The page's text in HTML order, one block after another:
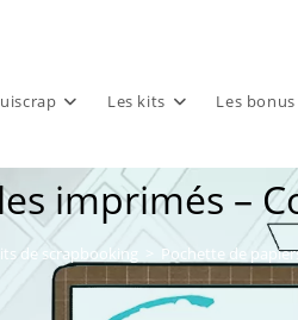
Les kits Les bonus
imprimés –
de scrapbooking Pochette de